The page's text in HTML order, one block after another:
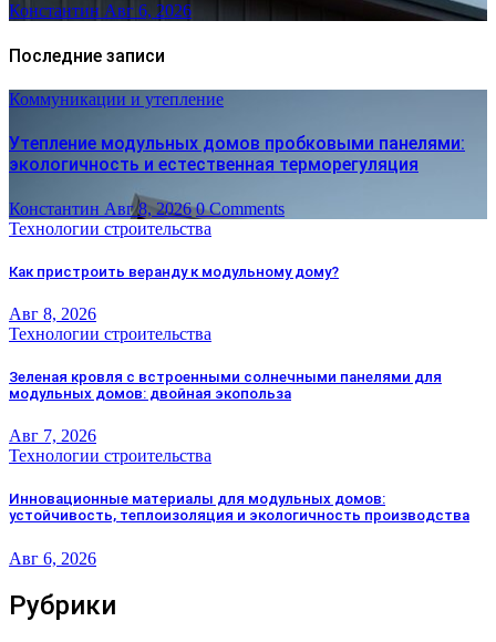
Константин Авг 6, 2026
Последние записи
Коммуникации и утепление
Утепление модульных домов пробковыми панелями:
экологичность и естественная терморегуляция
Константин Авг 8, 2026 0 Comments
Технологии строительства
Как пристроить веранду к модульному дому?
Авг 8, 2026
Технологии строительства
Зеленая кровля с встроенными солнечными панелями для
модульных домов: двойная экопольза
Авг 7, 2026
Технологии строительства
Инновационные материалы для модульных домов:
устойчивость, теплоизоляция и экологичность производства
Авг 6, 2026
Рубрики